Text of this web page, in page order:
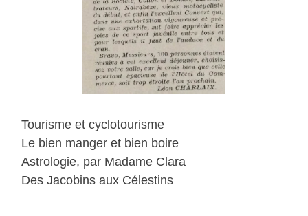
Tourisme et cyclotourisme
Le bien manger et bien boire
Astrologie, par Madame Clara
Des Jacobins aux Célestins